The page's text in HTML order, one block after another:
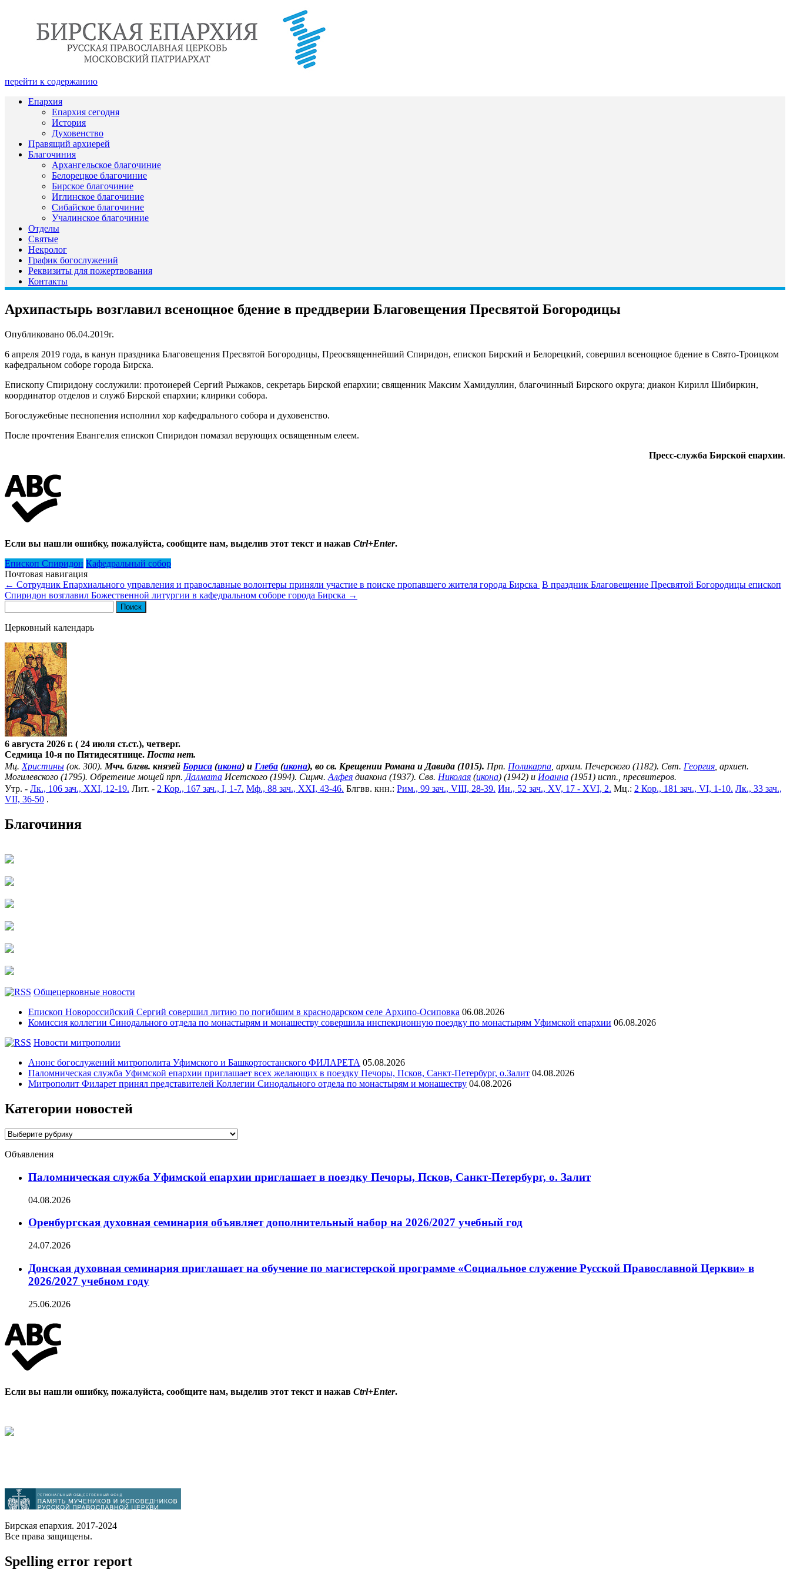
перейти к содержанию
Епархия
Епархия сегодня
История
Духовенство
Правящий архиерей
Благочиния
Архангельское благочиние
Белорецкое благочиние
Бирское благочиние
Иглинское благочиние
Сибайское благочиние
Учалинское благочиние
Отделы
Святые
Некролог
График богослужений
Реквизиты для пожертвования
Контакты
Архипастырь возглавил всенощное бдение в преддверии Благовещения Пресвятой Богородицы
Опубликовано 06.04.2019г.
6 апреля 2019 года, в канун праздника Благовещения Пресвятой Богородицы, Преосвященнейший Спиридон, епископ Бирский и Белорецкий, совершил всенощное бдение в Свято-Троицком
кафедральном соборе города Бирска.
Епископу Спиридону сослужили: протоиерей Сергий Рыжаков, секретарь Бирской епархии; священник Максим Хамидуллин, благочинный Бирского округа; диакон Кирилл Шибиркин,
координатор отделов и служб Бирской епархии; клирики собора.
Богослужебные песнопения исполнил хор кафедрального собора и духовенство.
После прочтения Евангелия епископ Спиридон помазал верующих освященным елеем.
Пресс-служба Бирской епархии.
Если вы нашли ошибку, пожалуйста, сообщите нам, выделив этот текст и нажав Ctrl+Enter.
Епископ Спиридон Кафедральный собор
Почтовая навигация
← Сотрудник Епархиального управления и православные волонтеры приняли участие в поиске пропавшего жителя города Бирска В праздник Благовещение Пресвятой Богородицы епископ
Спиридон возглавил Божественной литургии в кафедральном соборе города Бирска →
Церковный календарь
6 августа 2026 г. ( 24 июля ст.ст.), четверг.
Седмица 10-я по Пятидесятнице. Поста нет.
Мц. Христины (ок. 300). Мчч. блгвв. князей Бориса (икона) и Глеба (икона), во св. Крещении Романа и Давида (1015). Прп. Поликарпа , архим. Печерского (1182). Свт. Георгия , архиеп.
Могилевского (1795). Обретение мощей прп. Далмата Исетского (1994). Сщмч. Алфея диакона (1937). Свв. Николая (икона) (1942) и Иоанна (1951) испп., пресвитеров.
Утр. - Лк., 106 зач., XXI, 12-19. Лит. - 2 Кор., 167 зач., I, 1-7. Мф., 88 зач., XXI, 43-46. Блгвв. кнн.: Рим., 99 зач., VIII, 28-39. Ин., 52 зач., XV, 17 - XVI, 2. Мц.: 2 Кор., 181 зач., VI, 1-10. Лк., 33 зач.,
VII, 36-50 .
Благочиния
Общецерковные новости
Епископ Новороссийский Сергий совершил литию по погибшим в краснодарском селе Архипо-Осиповка 06.08.2026
Комиссия коллегии Синодального отдела по монастырям и монашеству совершила инспекционную поездку по монастырям Уфимской епархии 06.08.2026
Новости митрополии
Анонс богослужений митрополита Уфимского и Башкортостанского ФИЛАРЕТА 05.08.2026
Паломническая служба Уфимской епархии приглашает всех желающих в поездку Печоры, Псков, Санкт-Петербург, о.Залит 04.08.2026
Митрополит Филарет принял представителей Коллегии Синодального отдела по монастырям и монашеству 04.08.2026
Категории новостей
Категории
Объявления
Паломническая служба Уфимской епархии приглашает в поездку Печоры, Псков, Санкт-Петербург, о. Залит
04.08.2026
Оренбургская духовная семинария объявляет дополнительный набор на 2026/2027 учебный год
24.07.2026
Донская духовная семинария приглашает на обучение по магистерской программе «Социальное служение Русской Православной Церкви» в
2026/2027 учебном году
25.06.2026
Если вы нашли ошибку, пожалуйста, сообщите нам, выделив этот текст и нажав Ctrl+Enter.
Бирская епархия. 2017-2024
Все права защищены.
Spelling error report